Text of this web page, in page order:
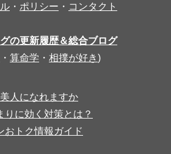
・ ポリシー ・ コンタクト
の更新履歴＆総合ブログ
・ 算命学 ・ 相撲が好き)
人になれますか
りに効く対策とは？
おトク情報ガイド